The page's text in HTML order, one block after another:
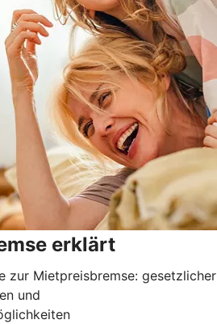
erklärt
zur Mietpreisbremse: gesetzlicher
und